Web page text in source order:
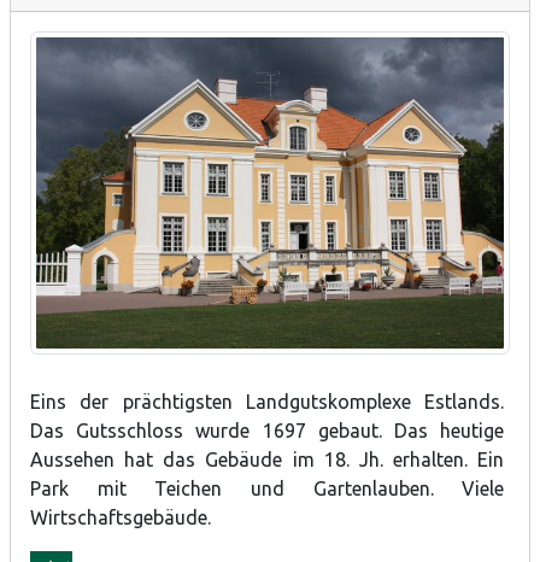
Eins der prächtigsten Landgutskomplexe Estlands.
Das Gutsschloss wurde 1697 gebaut. Das heutige
Aussehen hat das Gebäude im 18. Jh. erhalten. Ein
Park mit Teichen und Gartenlauben. Viele
Wirtschaftsgebäude.